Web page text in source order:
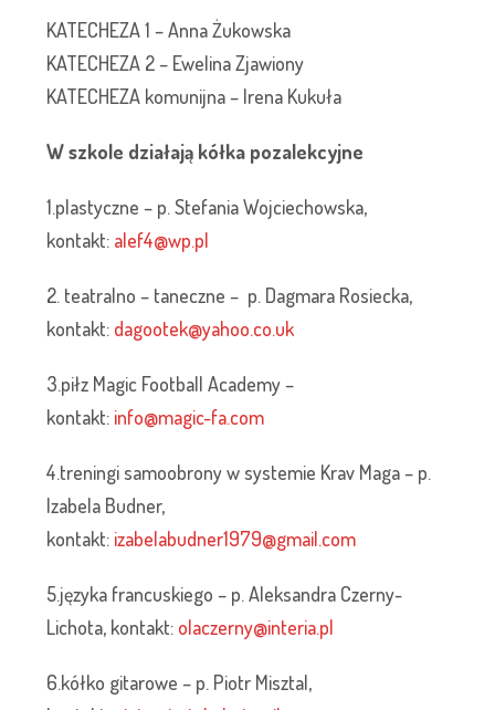
KATECHEZA 1 – Anna Żukowska
KATECHEZA 2 – Ewelina Zjawiony
KATECHEZA komunijna – Irena Kukuła
W szkole działają kółka pozalekcyjne
1.plastyczne – p. Stefania Wojciechowska,
kontakt: alef4@wp.pl
2. teatralno – taneczne – p. Dagmara Rosiecka,
kontakt: dagootek@yahoo.co.uk
3.piłz Magic Football Academy –
kontakt: info@magic-fa.com
4.treningi samoobrony w systemie Krav Maga – p.
Izabela Budner,
kontakt: izabelabudner1979@gmail.com
5.języka francuskiego – p. Aleksandra Czerny-
Lichota, kontakt: olaczerny@interia.pl
6.kółko gitarowe – p. Piotr Misztal,